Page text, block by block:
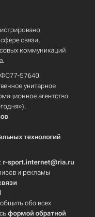
связи,
коммуникаций
ФС77-57640
унитарное
агентство
технологий
r-sport.internet@ria.ru
и рекламы
обо всех
формой обратной